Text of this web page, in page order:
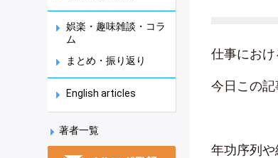
娯楽・趣味雑談・コラ
ム
まとめ・振り返り
English articles
著者一覧
仕事にお
今日この記
年功序列